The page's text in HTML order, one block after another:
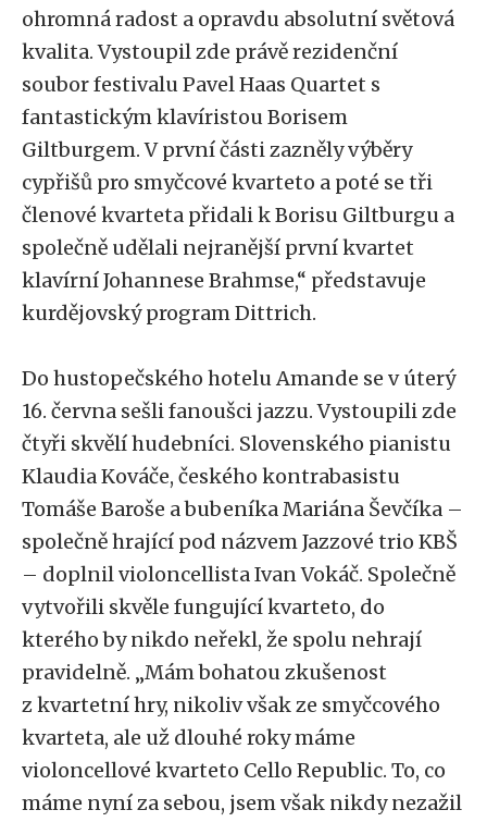
ohromná radost a opravdu absolutní světová
kvalita. Vystoupil zde právě rezidenční
soubor festivalu Pavel Haas Quartet s
fantastickým klavíristou Borisem
Giltburgem. V první části zazněly výběry
cypřišů pro smyčcové kvarteto a poté se tři
členové kvarteta přidali k Borisu Giltburgu a
společně udělali nejranější první kvartet
klavírní Johannese Brahmse,“ představuje
kurdějovský program Dittrich.
Do hustopečského hotelu Amande se v úterý
16. června sešli fanoušci jazzu. Vystoupili zde
čtyři skvělí hudebníci. Slovenského pianistu
Klaudia Kováče, českého kontrabasistu
Tomáše Baroše a bubeníka Mariána Ševčíka –
společně hrající pod názvem Jazzové trio KBŠ
– doplnil violoncellista Ivan Vokáč. Společně
vytvořili skvěle fungující kvarteto, do
kterého by nikdo neřekl, že spolu nehrají
pravidelně. „Mám bohatou zkušenost
z kvartetní hry, nikoliv však ze smyčcového
kvarteta, ale už dlouhé roky máme
violoncellové kvarteto Cello Republic. To, co
máme nyní za sebou, jsem však nikdy nezažil